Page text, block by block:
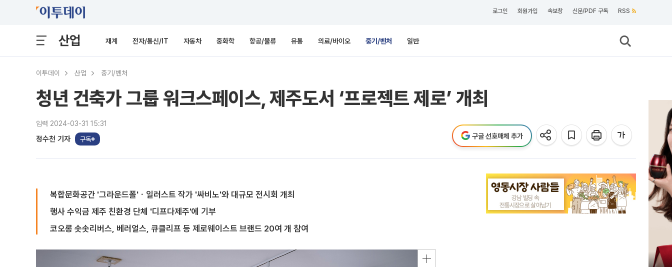
로그인 회원가입 속보창 신문/PDF 구독 RSS
산업 재계 전자/통신/IT 자동차 중화학 항공/물류 유통 의료/바이오 중기/벤처 일반
이투데이 산업 중기/벤처
청년 건축가 그룹 워크스페이스, 제주도서 ‘프로젝트 제로’ 개최
입력 2024-03-31 15:31
정수천 기자 구독 구글 선호매체 추가
복합문화공간 '그라운드폴'ㆍ일러스트 작가 '싸비노'와 대규모 전시회 개최
행사 수익금 제주 친환경 단체 '디프다제주'에 기부
코오롱 솟솟리버스, 베러얼스, 큐클리프 등 제로웨이스트 브랜드 20여 개 참여